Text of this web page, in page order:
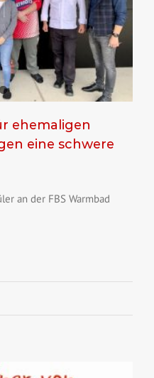
ehemaligen
eine schwere
an der FBS Warmbad